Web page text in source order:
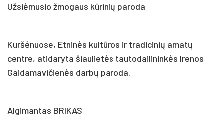
Užsiėmusio žmogaus kūrinių paroda
Kuršėnuose, Etninės kultūros ir tradicinių amatų
centre, atidaryta šiaulietės tautodailininkės Irenos
Gaidamavičienės darbų paroda.
Algimantas BRIKAS